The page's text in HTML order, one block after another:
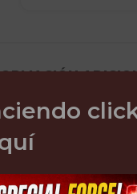
para trabajos en